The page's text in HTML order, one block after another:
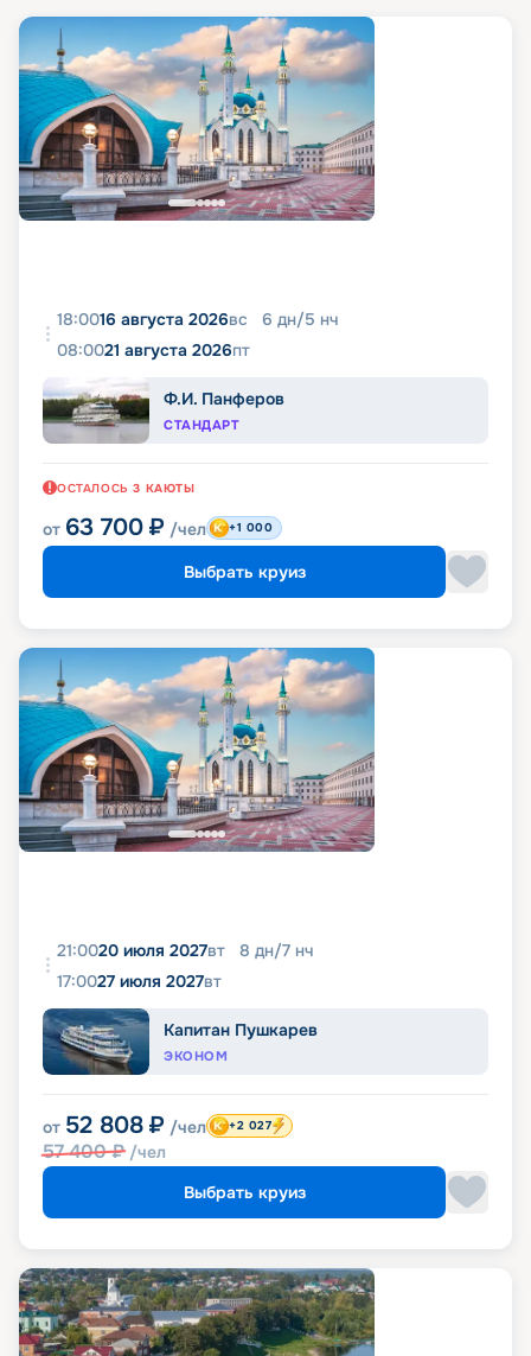
18:0016 августа 2026вс 6 дн/5 нч
08:0021 августа 2026пт
Ф.И. Панферов
СТАНДАРТ
ОСТАЛОСЬ 3 КАЮТЫ
от 63 700 ₽ /чел +1 000
Выбрать круиз
21:0020 июля 2027вт 8 дн/7 нч
17:0027 июля 2027вт
Капитан Пушкарев
ЭКОНОМ
от 52 808 ₽ /чел
57 400₽ /чел
+2 027
Выбрать круиз